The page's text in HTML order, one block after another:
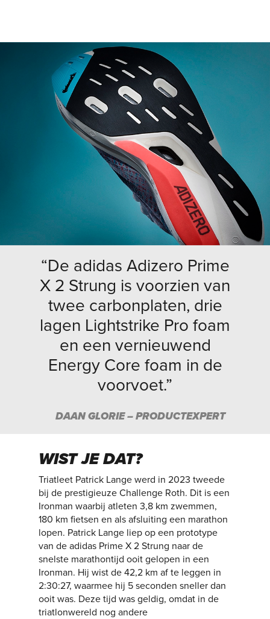
“De adidas Adizero Prime
X 2 Strung is voorzien van
twee carbonplaten, drie
lagen Lightstrike Pro foam
en een vernieuwend
Energy Core foam in de
voorvoet.”
DAAN GLORIE – PRODUCTEXPERT
WIST JE DAT?
Triatleet Patrick Lange werd in 2023 tweede
bij de prestigieuze Challenge Roth. Dit is een
Ironman waarbij atleten 3,8 km zwemmen,
180 km fietsen en als afsluiting een marathon
lopen. Patrick Lange liep op een prototype
van de adidas Prime X 2 Strung naar de
snelste marathontijd ooit gelopen in een
Ironman. Hij wist de 42,2 km af te leggen in
2:30:27, waarmee hij 5 seconden sneller dan
ooit was. Deze tijd was geldig, omdat in de
triatlonwereld nog andere